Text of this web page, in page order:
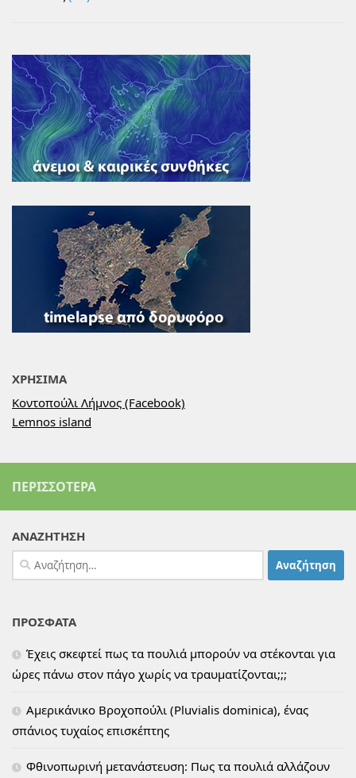
ΧΡΗΣΙΜΑ
Κοντοπούλι Λήμνος (Facebook)
Lemnos island
ΠΕΡΙΣΣΌΤΕΡΑ
ΑΝΑΖΗΤΗΣΗ
Αναζήτηση
για:
ΠΡΟΣΦΑΤΑ
Έχεις σκεφτεί πως τα πουλιά μπορούν να στέκονται για
ώρες πάνω στον πάγο χωρίς να τραυματίζονται;;;
Αμερικάνικο Βροχοπούλι (Pluvialis dominica), ένας
σπάνιος τυχαίος επισκέπτης
Φθινοπωρινή μετανάστευση: Πως τα πουλιά αλλάζουν